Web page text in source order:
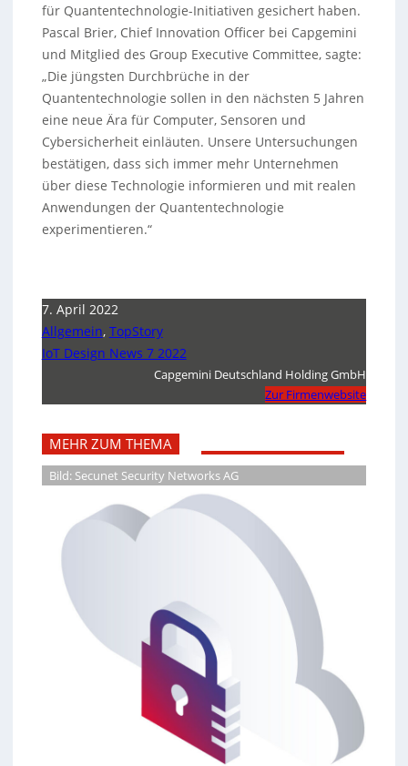
für Quantentechnologie-Initiativen gesichert haben.
Pascal Brier, Chief Innovation Officer bei Capgemini
und Mitglied des Group Executive Committee, sagte:
„Die jüngsten Durchbrüche in der
Quantentechnologie sollen in den nächsten 5 Jahren
eine neue Ära für Computer, Sensoren und
Cybersicherheit einläuten. Unsere Untersuchungen
bestätigen, dass sich immer mehr Unternehmen
über diese Technologie informieren und mit realen
Anwendungen der Quantentechnologie
experimentieren.“
7. April 2022
Allgemein, TopStory
IoT Design News 7 2022
Capgemini Deutschland Holding GmbH
Zur Firmenwebsite
MEHR ZUM THEMA
Bild: Secunet Security Networks AG